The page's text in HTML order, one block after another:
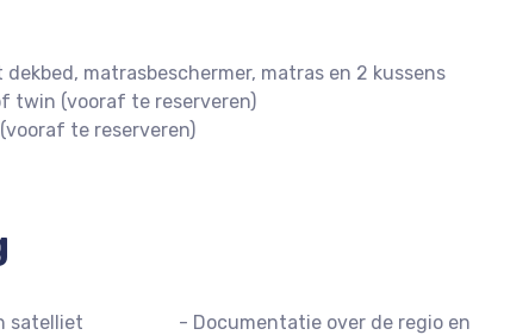
matrasbeschermer, matras en 2 kussens
twin (vooraf te reserveren)
te reserveren)
satelliet
- Documentatie over de regio en